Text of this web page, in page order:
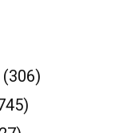
(306)